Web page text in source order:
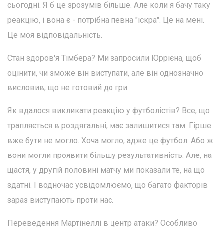
сьогодні. Я б це зрозумів більше. Але коли я бачу таку
реакцію, і вона є - потрібна певна "іскра". Це на мені.
Це моя відповідальність.
Стан здоров'я Тімбера? Ми запросили Юррієна, щоб
оцінити, чи зможе він виступати, але він однозначно
висловив, що не готовий до гри.
Як вдалося викликати реакцію у футболістів? Все, що
трапляється в роздягальні, має залишитися там. Гірше
вже бути не могло. Хоча могло, адже це футбол. Або ж
вони могли проявити більшу результативність. Але, на
щастя, у другій половині матчу ми показали те, на що
здатні. І водночас усвідомлюємо, що багато факторів
зараз виступають проти нас.
Переведення Мартінеллі в центр атаки? Особливо